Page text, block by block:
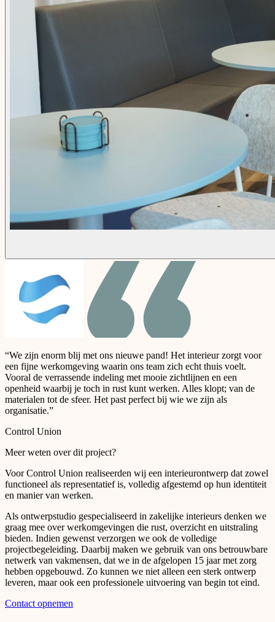
“We zijn enorm blij met ons nieuwe pand! Het interieur zorgt voor
een fijne werkomgeving waarin ons team zich echt thuis voelt.
Vooral de verrassende indeling met mooie zichtlijnen en een
openheid waarbij je toch in rust kunt werken. Alles klopt; van de
materialen tot de sfeer. Het past perfect bij wie we zijn als
organisatie.”
Control Union
Meer weten over dit project?
Voor Control Union realiseerden wij een interieurontwerp dat zowel
functioneel als representatief is, volledig afgestemd op hun identiteit
en manier van werken.
Als ontwerpstudio gespecialiseerd in zakelijke interieurs denken we
graag mee over werkomgevingen die rust, overzicht en uitstraling
bieden. Indien gewenst verzorgen we ook de volledige
projectbegeleiding. Daarbij maken we gebruik van ons betrouwbare
netwerk van vakmensen, dat we in de afgelopen 15 jaar met zorg
hebben opgebouwd. Zo kunnen we niet alleen een sterk ontwerp
leveren, maar ook een professionele uitvoering van begin tot eind.
Contact opnemen